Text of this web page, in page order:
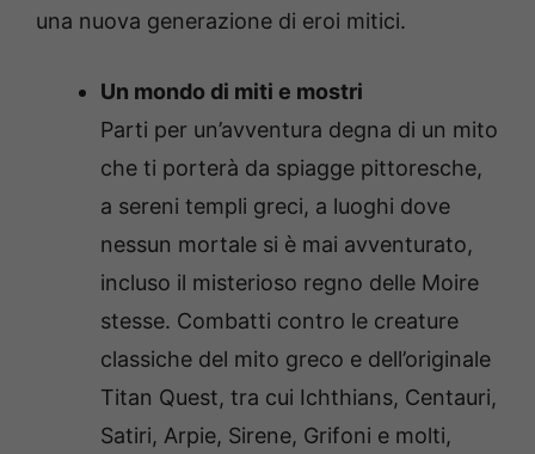
una nuova generazione di eroi mitici.
Un mondo di miti e mostri
Parti per un’avventura degna di un mito
che ti porterà da spiagge pittoresche,
a sereni templi greci, a luoghi dove
nessun mortale si è mai avventurato,
incluso il misterioso regno delle Moire
stesse. Combatti contro le creature
classiche del mito greco e dell’originale
Titan Quest, tra cui Ichthians, Centauri,
Satiri, Arpie, Sirene, Grifoni e molti,